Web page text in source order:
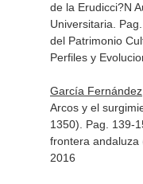
de la Erudicci?N
Universitaria.
del Patrimonio
Perfiles y
García
Arcos y el
1350). Pag. 139-
frontera andaluza
2016